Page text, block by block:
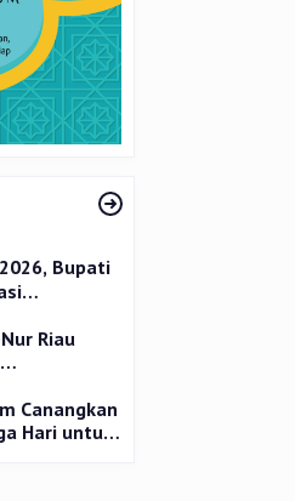
Bupati
Riau
dan Gratis
Canangkan
Hari untuk